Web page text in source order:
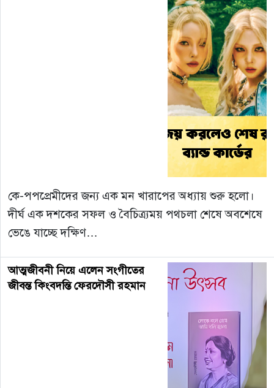
কে-পপপ্রেমীদের জন্য এক মন খারাপের অধ্যায় শুরু হলো।
দীর্ঘ এক দশকের সফল ও বৈচিত্র্যময় পথচলা শেষে অবশেষে
ভেঙে যাচ্ছে দক্ষিণ…
আত্মজীবনী নিয়ে এলেন সংগীতের
জীবন্ত কিংবদন্তি ফেরদৌসী রহমান